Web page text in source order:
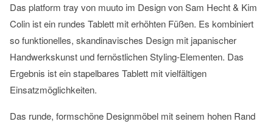
Das platform tray von muuto im Design von Sam Hecht & Kim
Colin ist ein rundes Tablett mit erhöhten Füßen. Es kombiniert
so funktionelles, skandinavisches Design mit japanischer
Handwerkskunst und fernöstlichen Styling-Elementen. Das
Ergebnis ist ein stapelbares Tablett mit vielfältigen
Einsatzmöglichkeiten.
Das runde, formschöne Designmöbel mit seinem hohen Rand